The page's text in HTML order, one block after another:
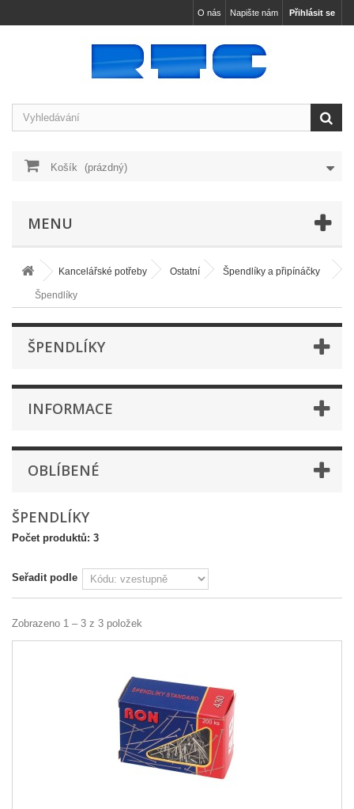
Přihlásit se
Napište nám
O nás
Košík (prázdný)
MENU
Kancelářské potřeby Ostatní Špendlíky a připínáčky
Špendlíky
ŠPENDLÍKY
INFORMACE
OBLÍBENÉ
ŠPENDLÍKY
Počet produktů: 3
Seřadit podle
Zobrazeno 1 – 3 z 3 položek